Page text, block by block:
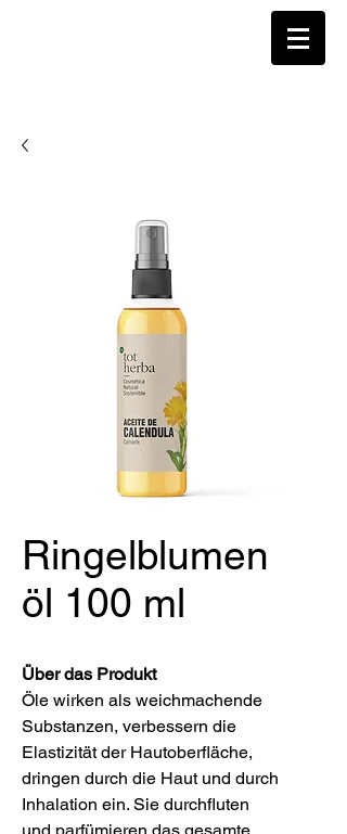
Ringelblumen
öl 100 ml
Über das Produkt
Öle wirken als weichmachende
Substanzen, verbessern die
Elastizität der Hautoberfläche,
dringen durch die Haut und durch
Inhalation ein. Sie durchfluten